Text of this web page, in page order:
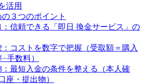
活用
３つのポイント
：信頼できる「即日 換金サービス」の
：コストを数字で把握（受取額＝購入
手数料）
：最短入金の条件を整える（本人確
座・提出物）